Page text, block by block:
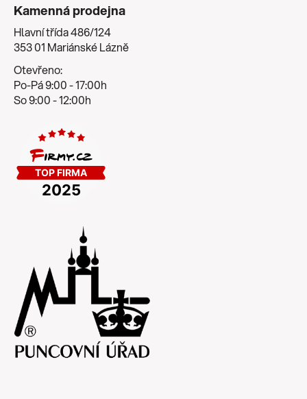
Kamenná prodejna
Hlavní třída 486/124
353 01 Mariánské Lázně
Otevřeno:
Po-Pá 9:00 - 17:00h
So 9:00 - 12:00h